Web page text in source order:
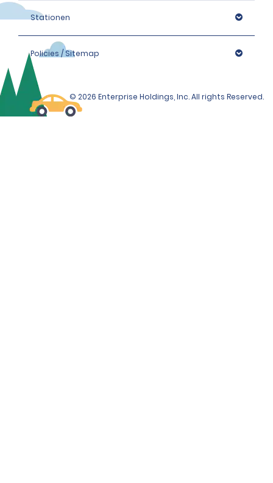
Stationen
Policies / Sitemap
© 2026 Enterprise Holdings, Inc. All rights Reserved.